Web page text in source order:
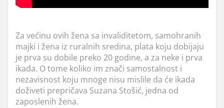
Za većinu ovih žena sa invaliditetom, samohranih
majki i žena iz ruralnih sredina, plata koju dobijaju
je prva su dobile preko 20 godine, a za neke i prva
ikada. O tome koliko im znači samostalnost i
nezavisnost koju mnoge nisu mislile da će ikada
doživeti prepričava Suzana Stošić, jedna od
zaposlenih žena.